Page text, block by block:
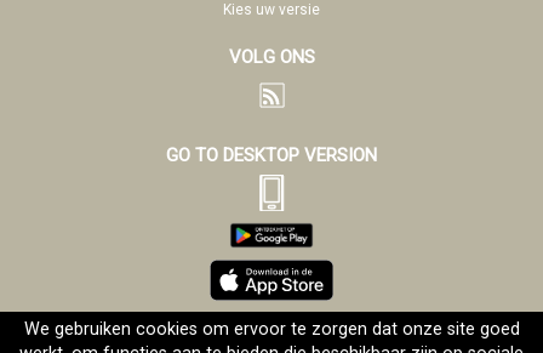
Kies uw versie
VOLG ONS
GO TO DESKTOP VERSION
We gebruiken cookies om ervoor te zorgen dat onze site goed